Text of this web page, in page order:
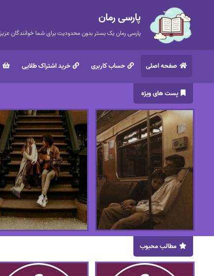
پارسی رمان
پارسی رمان یک بستر بدون محدودیت برای شما خوانندگان
صفحه اصلی حساب کاربری خرید اشتراک طلایی
پست های ویژه
مطالب محبوب